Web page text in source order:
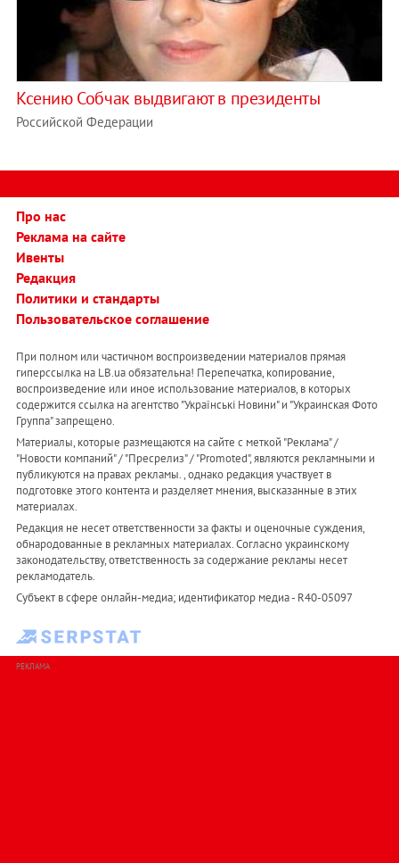
Ксению Собчак выдвигают в президенты
Российской Федерации
Про нас
Реклама на сайте
Ивенты
Редакция
Политики и стандарты
Пользовательское соглашение
При полном или частичном воспроизведении материалов прямая
гиперссылка на LB.ua обязательна! Перепечатка, копирование,
воспроизведение или иное использование материалов, в которых
содержится ссылка на агентство "Українськi Новини" и "Украинская Фото
Группа" запрещено.
Материалы, которые размещаются на сайте с меткой "Реклама" /
"Новости компаний" / "Пресрелиз" / "Promoted", являются рекламными и
публикуются на правах рекламы. , однако редакция участвует в
подготовке этого контента и разделяет мнения, высказанные в этих
материалах.
Редакция не несет ответственности за факты и оценочные суждения,
обнародованные в рекламных материалах. Согласно украинскому
законодательству, ответственность за содержание рекламы несет
рекламодатель.
Субъект в сфере онлайн-медиа; идентификатор медиа - R40-05097
РЕКЛАМА